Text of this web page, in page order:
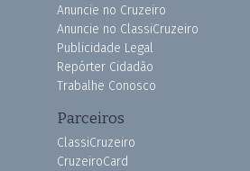
Anuncie no Cruzeiro
Anuncie no ClassiCruzeiro
Publicidade Legal
Repórter Cidadão
Trabalhe Conosco
Parceiros
ClassiCruzeiro
CruzeiroCard